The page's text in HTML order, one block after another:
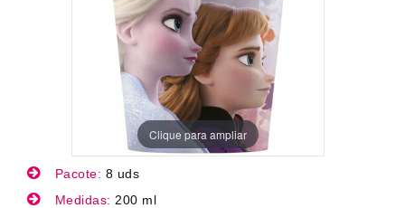
Clique para ampliar
Pacote: 8 uds
Medidas: 200 ml